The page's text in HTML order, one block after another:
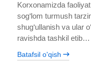
Korxonamizda
sog‘lom turmush
shug‘ullanish va ular
ravishda tashkil etib…
Batafsil o'qish